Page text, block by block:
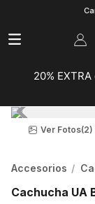
20%
Ver Fotos(2)
Accesorios
Cachucha UA